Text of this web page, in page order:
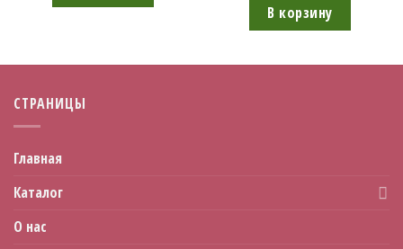
В корзину
СТРАНИЦЫ
Главная
Каталог
О нас